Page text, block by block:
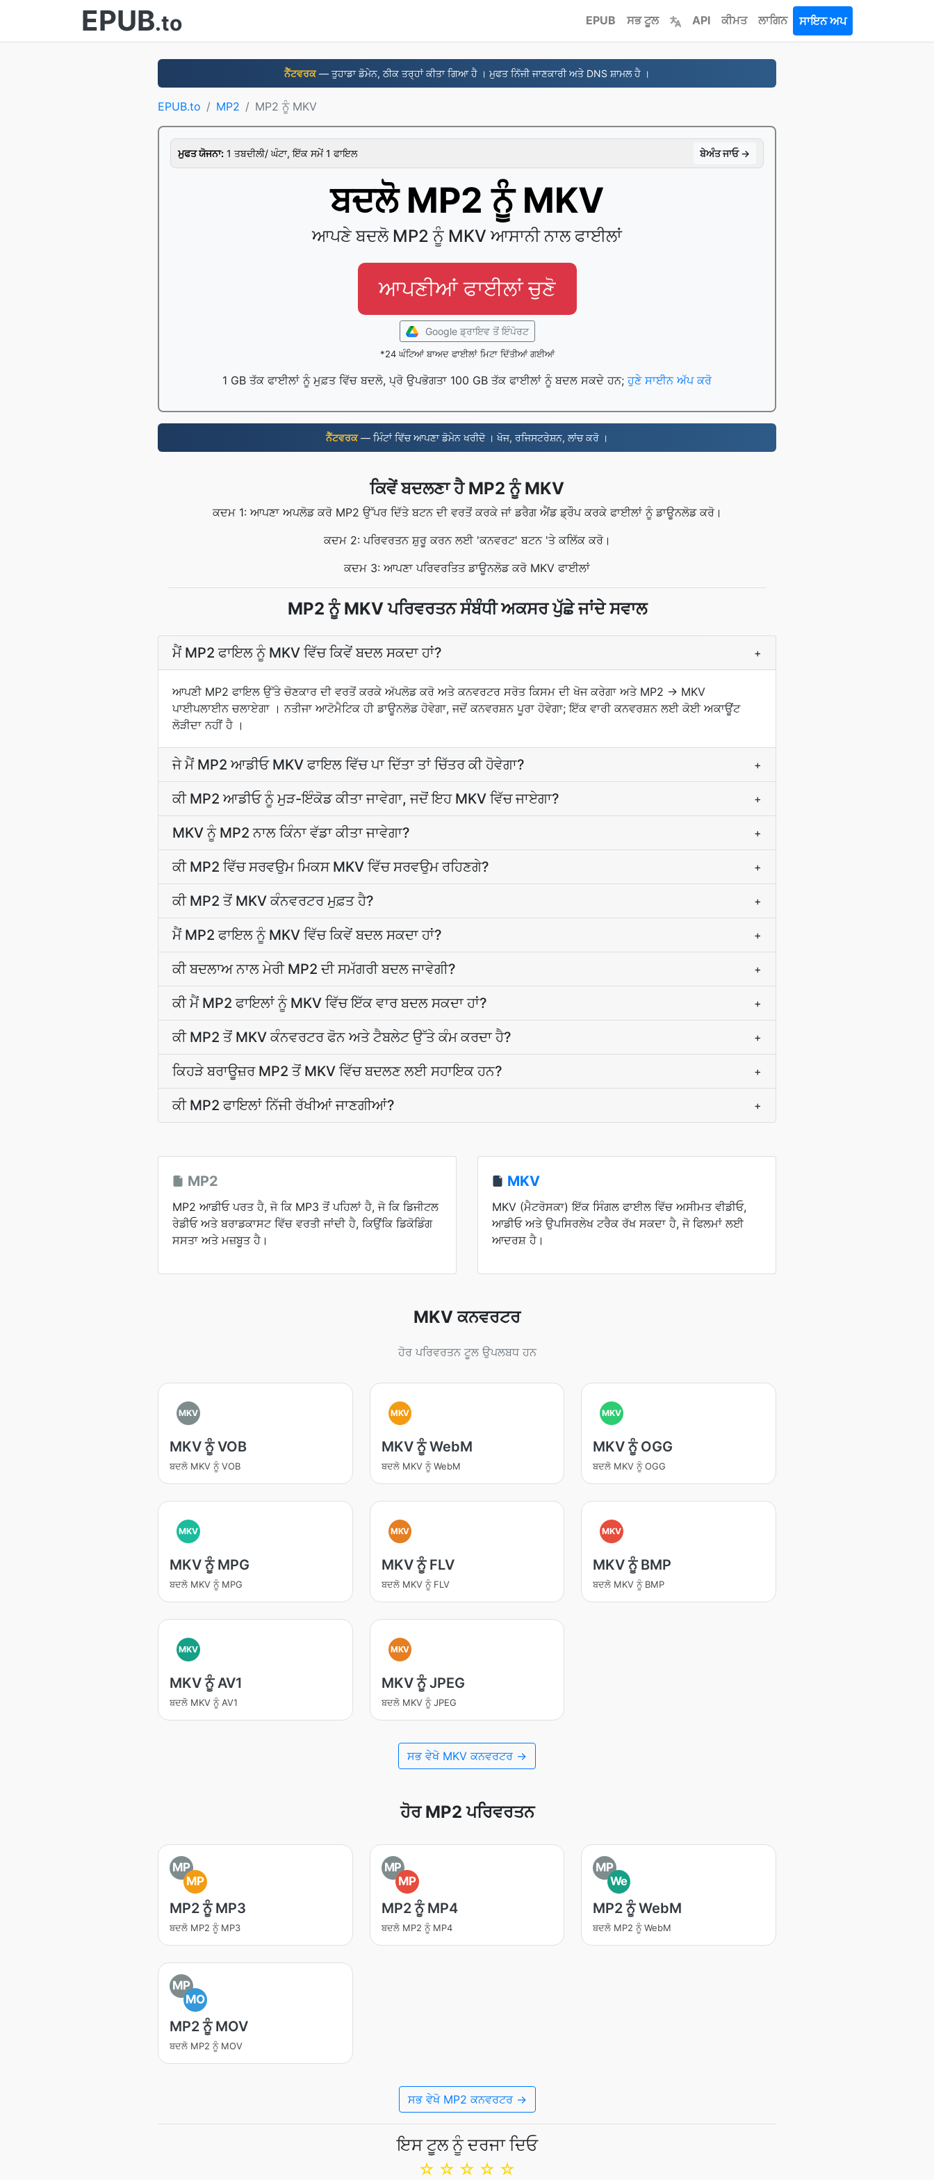
EPUB.to EPUB ਸਭ ਟੂਲ API ਕੀਮਤ ਲਾਗਿਨ ਸਾਇਨ ਅਪ
ਨੈੱਟਵਰਕ— ਤੁਹਾਡਾ ਡੋਮੇਨ, ਠੀਕ ਤਰ੍ਹਾਂ ਕੀਤਾ ਗਿਆ ਹੈ । ਮੁਫਤ ਨਿੱਜੀ ਜਾਣਕਾਰੀ ਅਤੇ DNS ਸ਼ਾਮਲ ਹੈ ।
EPUB.to MP2 MP2 ਨੂੰ MKV
ਮੁਫਤ ਯੋਜਨਾ: 1 ਤਬਦੀਲੀ/ ਘੰਟਾ, ਇੱਕ ਸਮੇਂ 1 ਫਾਇਲ ਬੇਅੰਤ ਜਾਓ →
ਬਦਲੋ MP2 ਨੂੰ MKV
ਆਪਣੇ ਬਦਲੋ MP2 ਨੂੰ MKV ਆਸਾਨੀ ਨਾਲ ਫਾਈਲਾਂ
ਆਪਣੀਆਂ ਫਾਈਲਾਂ ਚੁਣੋ
Google ਡ੍ਰਾਇਵ ਤੋਂ ਇੰਪੋਰਟ
*24 ਘੰਟਿਆਂ ਬਾਅਦ ਫਾਈਲਾਂ ਮਿਟਾ ਦਿੱਤੀਆਂ ਗਈਆਂ
1 GB ਤੱਕ ਫਾਈਲਾਂ ਨੂੰ ਮੁਫ਼ਤ ਵਿੱਚ ਬਦਲੋ, ਪ੍ਰੋ ਉਪਭੋਗਤਾ 100 GB ਤੱਕ ਫਾਈਲਾਂ ਨੂੰ ਬਦਲ ਸਕਦੇ ਹਨ;ਹੁਣੇ ਸਾਈਨ ਅੱਪ ਕਰੋ
ਨੈੱਟਵਰਕ— ਮਿੰਟਾਂ ਵਿੱਚ ਆਪਣਾ ਡੋਮੇਨ ਖਰੀਦੋ । ਖੋਜ, ਰਜਿਸਟਰੇਸ਼ਨ, ਲਾਂਚ ਕਰੋ ।
ਕਿਵੇਂ ਬਦਲਣਾ ਹੈ MP2 ਨੂੰ MKV
ਕਦਮ 1: ਆਪਣਾ ਅਪਲੋਡ ਕਰੋ MP2 ਉੱਪਰ ਦਿੱਤੇ ਬਟਨ ਦੀ ਵਰਤੋਂ ਕਰਕੇ ਜਾਂ ਡਰੈਗ ਐਂਡ ਡ੍ਰੌਪ ਕਰਕੇ ਫਾਈਲਾਂ ਨੂੰ ਡਾਊਨਲੋਡ ਕਰੋ।
ਕਦਮ 2: ਪਰਿਵਰਤਨ ਸ਼ੁਰੂ ਕਰਨ ਲਈ 'ਕਨਵਰਟ' ਬਟਨ 'ਤੇ ਕਲਿੱਕ ਕਰੋ।
ਕਦਮ 3: ਆਪਣਾ ਪਰਿਵਰਤਿਤ ਡਾਊਨਲੋਡ ਕਰੋ MKV ਫਾਈਲਾਂ
MP2 ਨੂੰ MKV ਪਰਿਵਰਤਨ ਸੰਬੰਧੀ ਅਕਸਰ ਪੁੱਛੇ ਜਾਂਦੇ ਸਵਾਲ
ਮੈਂ MP2 ਫਾਇਲ ਨੂੰ MKV ਵਿੱਚ ਕਿਵੇਂ ਬਦਲ ਸਕਦਾ ਹਾਂ? +
ਆਪਣੀ MP2 ਫਾਇਲ ਉੱਤੇ ਚੋਣਕਾਰ ਦੀ ਵਰਤੋਂ ਕਰਕੇ ਅੱਪਲੋਡ ਕਰੋ ਅਤੇ ਕਨਵਰਟਰ ਸਰੋਤ ਕਿਸਮ ਦੀ ਖੋਜ ਕਰੇਗਾ ਅਤੇ MP2 → MKV
ਪਾਈਪਲਾਈਨ ਚਲਾਏਗਾ । ਨਤੀਜਾ ਆਟੋਮੈਟਿਕ ਹੀ ਡਾਊਨਲੋਡ ਹੋਵੇਗਾ, ਜਦੋਂ ਕਨਵਰਸ਼ਨ ਪੂਰਾ ਹੋਵੇਗਾ; ਇੱਕ ਵਾਰੀ ਕਨਵਰਸ਼ਨ ਲਈ ਕੋਈ ਅਕਾਊਂਟ
ਲੋੜੀਦਾ ਨਹੀਂ ਹੈ ।
ਜੇ ਮੈਂ MP2 ਆਡੀਓ MKV ਫਾਇਲ ਵਿੱਚ ਪਾ ਦਿੱਤਾ ਤਾਂ ਚਿੱਤਰ ਕੀ ਹੋਵੇਗਾ? +
ਕੀ MP2 ਆਡੀਓ ਨੂੰ ਮੁੜ-ਇੰਕੋਡ ਕੀਤਾ ਜਾਵੇਗਾ, ਜਦੋਂ ਇਹ MKV ਵਿੱਚ ਜਾਏਗਾ? +
MKV ਨੂੰ MP2 ਨਾਲ ਕਿੰਨਾ ਵੱਡਾ ਕੀਤਾ ਜਾਵੇਗਾ? +
ਕੀ MP2 ਵਿੱਚ ਸਰਵਉਮ ਮਿਕਸ MKV ਵਿੱਚ ਸਰਵਉਮ ਰਹਿਣਗੇ? +
ਕੀ MP2 ਤੋਂ MKV ਕੰਨਵਰਟਰ ਮੁਫ਼ਤ ਹੈ? +
ਮੈਂ MP2 ਫਾਇਲ ਨੂੰ MKV ਵਿੱਚ ਕਿਵੇਂ ਬਦਲ ਸਕਦਾ ਹਾਂ? +
ਕੀ ਬਦਲਾਅ ਨਾਲ ਮੇਰੀ MP2 ਦੀ ਸਮੱਗਰੀ ਬਦਲ ਜਾਵੇਗੀ? +
ਕੀ ਮੈਂ MP2 ਫਾਇਲਾਂ ਨੂੰ MKV ਵਿੱਚ ਇੱਕ ਵਾਰ ਬਦਲ ਸਕਦਾ ਹਾਂ? +
ਕੀ MP2 ਤੋਂ MKV ਕੰਨਵਰਟਰ ਫੋਨ ਅਤੇ ਟੈਬਲੇਟ ਉੱਤੇ ਕੰਮ ਕਰਦਾ ਹੈ? +
ਕਿਹੜੇ ਬਰਾਊਜ਼ਰ MP2 ਤੋਂ MKV ਵਿੱਚ ਬਦਲਣ ਲਈ ਸਹਾਇਕ ਹਨ? +
ਕੀ MP2 ਫਾਇਲਾਂ ਨਿੱਜੀ ਰੱਖੀਆਂ ਜਾਣਗੀਆਂ? +
MP2
MP2 ਆਡੀਓ ਪਰਤ ਹੈ, ਜੋ ਕਿ MP3 ਤੋਂ ਪਹਿਲਾਂ ਹੈ, ਜੋ ਕਿ ਡਿਜੀਟਲ
ਰੇਡੀਓ ਅਤੇ ਬਰਾਡਕਾਸਟ ਵਿੱਚ ਵਰਤੀ ਜਾਂਦੀ ਹੈ, ਕਿਉਂਕਿ ਡਿਕੋਡਿੰਗ
ਸਸਤਾ ਅਤੇ ਮਜ਼ਬੂਤ ਹੈ।
MKV
MKV (ਮੈਟਰੋਸਕਾ) ਇੱਕ ਸਿੰਗਲ ਫਾਈਲ ਵਿੱਚ ਅਸੀਮਤ ਵੀਡੀਓ,
ਆਡੀਓ ਅਤੇ ਉਪਸਿਰਲੇਖ ਟਰੈਕ ਰੱਖ ਸਕਦਾ ਹੈ, ਜੋ ਫਿਲਮਾਂ ਲਈ
ਆਦਰਸ਼ ਹੈ।
MKV ਕਨਵਰਟਰ
ਹੋਰ ਪਰਿਵਰਤਨ ਟੂਲ ਉਪਲਬਧ ਹਨ
MKV
MKV ਨੂੰ VOB
ਬਦਲੋ MKV ਨੂੰ VOB
MKV
MKV ਨੂੰ WebM
ਬਦਲੋ MKV ਨੂੰ WebM
MKV
MKV ਨੂੰ OGG
ਬਦਲੋ MKV ਨੂੰ OGG
MKV
MKV ਨੂੰ MPG
ਬਦਲੋ MKV ਨੂੰ MPG
MKV
MKV ਨੂੰ FLV
ਬਦਲੋ MKV ਨੂੰ FLV
MKV
MKV ਨੂੰ BMP
ਬਦਲੋ MKV ਨੂੰ BMP
MKV
MKV ਨੂੰ AV1
ਬਦਲੋ MKV ਨੂੰ AV1
MKV
MKV ਨੂੰ JPEG
ਬਦਲੋ MKV ਨੂੰ JPEG
ਸਭ ਵੇਖੋ MKV ਕਨਵਰਟਰ →
ਹੋਰ MP2 ਪਰਿਵਰਤਨ
MP
MP
MP2 ਨੂੰ MP3
ਬਦਲੋ MP2 ਨੂੰ MP3
MP
MP
MP2 ਨੂੰ MP4
ਬਦਲੋ MP2 ਨੂੰ MP4
MP
We
MP2 ਨੂੰ WebM
ਬਦਲੋ MP2 ਨੂੰ WebM
MP
MO
MP2 ਨੂੰ MOV
ਬਦਲੋ MP2 ਨੂੰ MOV
ਸਭ ਵੇਖੋ MP2 ਕਨਵਰਟਰ →
ਇਸ ਟੂਲ ਨੂੰ ਦਰਜਾ ਦਿਓ
☆
☆
☆
☆
☆